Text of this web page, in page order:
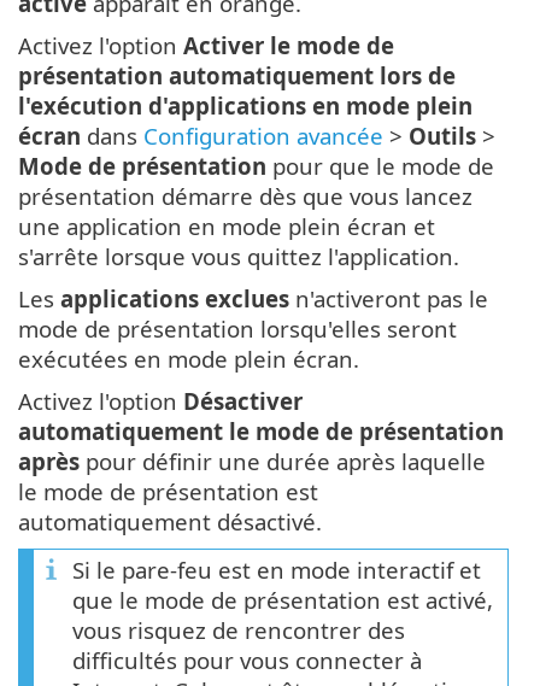
Activez l'option Activer le mode de
présentation automatiquement lors de
l'exécution d'applications en mode plein
écran dans Configuration avancée > Outils >
Mode de présentation pour que le mode de
présentation démarre dès que vous lancez
une application en mode plein écran et
s'arrête lorsque vous quittez l'application.
Les applications exclues n'activeront pas le
mode de présentation lorsqu'elles seront
exécutées en mode plein écran.
Activez l'option Désactiver
automatiquement le mode de présentation
après pour définir une durée après laquelle
le mode de présentation est
automatiquement désactivé.
Si le pare-feu est en mode interactif et
que le mode de présentation est activé,
vous risquez de rencontrer des
difficultés pour vous connecter à